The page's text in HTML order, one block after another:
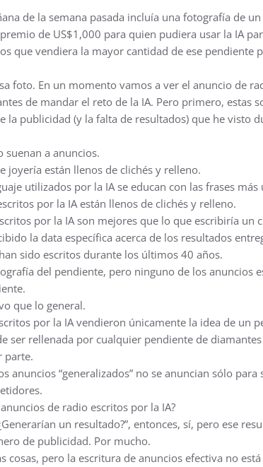
de la semana pasada incluía una fotografía de
de US$1,000 para quien pudiera usar la IA
que vendiera la mayor cantidad de ese pendiente
foto. En un momento vamos a ver el anuncio de
de mandar el reto de la IA. Pero primero, estas
la publicidad (y la falta de resultados) que he visto
suenan a anuncios.
joyería están llenos de clichés y relleno.
utilizados por la IA se educan con las frases más
por la IA están llenos de clichés y relleno.
por la IA son mejores que lo que escribiría un
la data específica acerca de los resultados
sido escritos durante los últimos 40 años.
del pendiente, pero ninguno de los anuncios
que lo general.
por la IA vendieron únicamente la idea de un
ser rellenada por cualquier pendiente de
parte.
anuncios “generalizados” no se anuncian sólo para
de radio escritos por la IA?
un resultado?”, entonces, sí, pero ese
de publicidad. Por mucho.
cosas, pero la escritura de anuncios efectiva no